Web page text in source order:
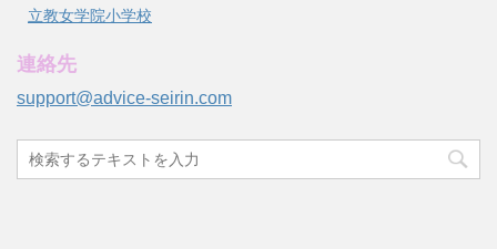
立教女学院小学校
連絡先
support@advice-seirin.com